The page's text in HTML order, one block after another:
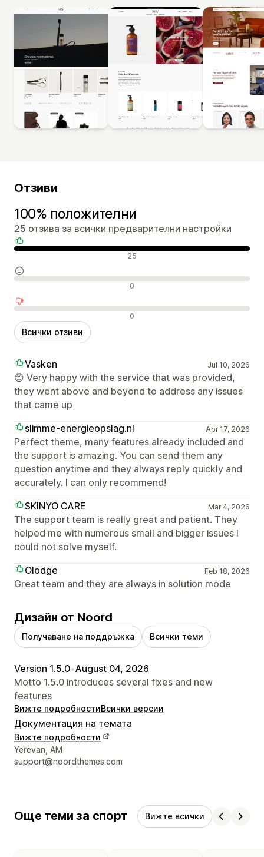
Отзиви
100% положителни
25 отзива за всички предварителни настройки
Положителни отзиви 25
Неутрални отзиви 0
Отрицателни отзиви 0
Всички отзиви
Vasken Jul 10, 2026
😊 Very happy with the service that was provided,
they went above and beyond to address any issues
that came up
slimme-energieopslag.nl
Apr 17, 2026
Perfect theme, many features already included and
the support is amazing. You can send them any
question anytime and they always reply quickly and
accurately. I can only recommend!
SKINYO CARE
Mar 4, 2026
The support team is really great and patient. They
helped me with numerous small and bigger issues I
could not solve myself.
Olodge
Feb 18, 2026
Great team and they are always in solution mode
Дизайн от Noord
Получаване на поддръжка Всички теми
Version 1.5.0•August 04, 2026
Motto 1.5.0 introduces several fixes and new
features
Вижте подробностиВсички версии
Документация на темата
Вижте подробности
Данни за връзка с дизайнера
Yerevan, AM
support@noordthemes.com
Още теми за спорт Вижте всички